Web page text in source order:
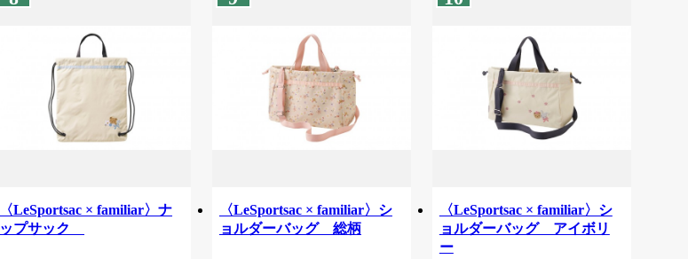
〈LeSportsac × familiar〉ナ
ップサック
〈LeSportsac × familiar〉シ
ョルダーバッグ 総柄
〈LeSportsac × familiar〉シ
ョルダーバッグ アイボリ
ー